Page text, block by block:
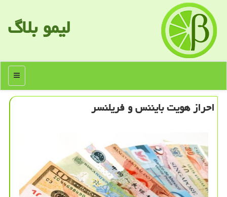
لیمو بلاگ
منو
احراز هویت بایننس و فریلنسر